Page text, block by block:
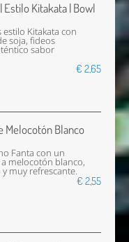
Estilo Kitakata | Bowl
Kitakata con
soja, fideos
sabor
€ 2,65
Melocotón Blanco
Fanta con un
melocotón blanco,
muy refrescante.
€ 2,55